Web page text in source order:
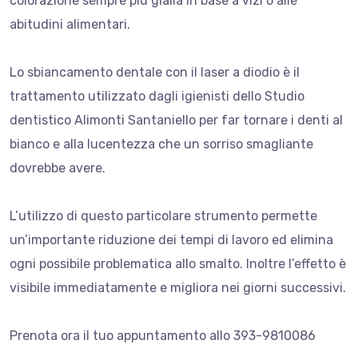
abitudini alimentari.
Lo sbiancamento dentale con il laser a diodio è il
trattamento utilizzato dagli igienisti dello Studio
dentistico Alimonti Santaniello per far tornare i denti al
bianco e alla lucentezza che un sorriso smagliante
dovrebbe avere.
L’utilizzo di questo particolare strumento permette
un’importante riduzione dei tempi di lavoro ed elimina
ogni possibile problematica allo smalto. Inoltre l’effetto è
visibile immediatamente e migliora nei giorni successivi.
Prenota ora il tuo appuntamento allo 393-9810086